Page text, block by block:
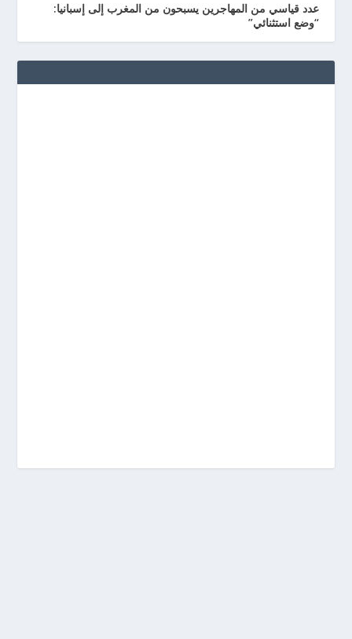
عدد قياسي من المهاجرين يسبحون من المغرب إلى إسبانيا:
“وضع استثنائي”